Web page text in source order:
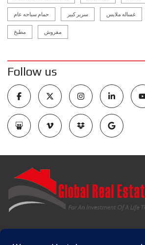
حمام سباحه عام سرير كبير غساله ملابس
مطبخ مفروش
Follow us